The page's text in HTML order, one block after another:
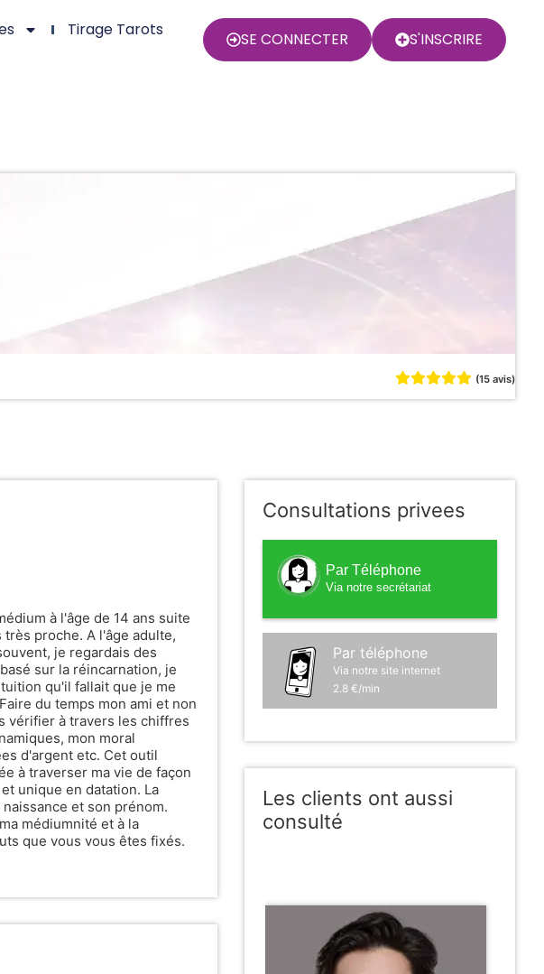
Tirage Tarots SE CONNECTER S'INSCRIRE
(15 avis)
à l'âge de 14 ans suite
proche. A l'âge adulte,
je regardais des
sur la réincarnation, je
qu'il fallait que je me
du temps mon ami et non
vérifier à travers les chiffres
mon moral
d'argent etc. Cet outil
à traverser ma vie de façon
unique en datation. La
et son prénom.
médiumnité et à la
que vous vous êtes fixés.
Consultations privees
Par Téléphone
Via notre secrétariat
Par téléphone
Via notre site internet
2.8 €/min
Les clients ont aussi
consulté